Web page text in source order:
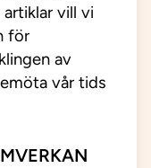
vill vi
för
av
vår tids